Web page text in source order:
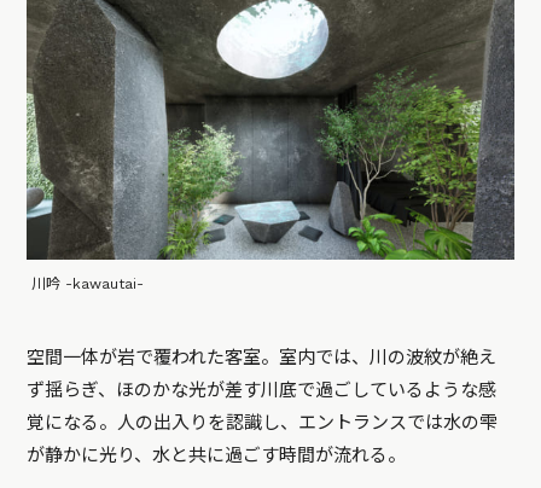
川吟 -kawautai-
空間一体が岩で覆われた客室。室内では、川の波紋が絶え
ず揺らぎ、ほのかな光が差す川底で過ごしているような感
覚になる。人の出入りを認識し、エントランスでは水の雫
が静かに光り、水と共に過ごす時間が流れる。